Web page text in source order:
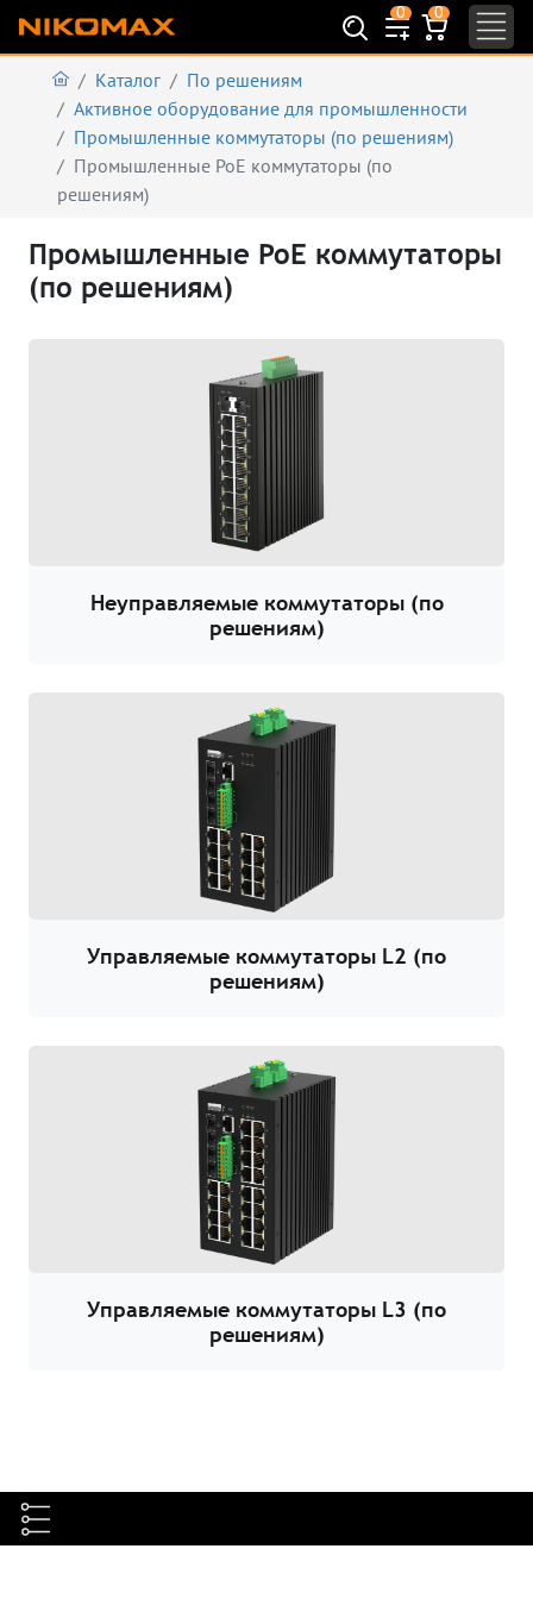
0 0
Каталог
По решениям
Активное оборудование для промышленности
Промышленные коммутаторы (по решениям)
Промышленные PoE коммутаторы (по
решениям)
Промышленные PoE коммутаторы
(по решениям)
Неуправляемые коммутаторы (по
решениям)
Управляемые коммутаторы L2 (по
решениям)
Управляемые коммутаторы L3 (по
решениям)